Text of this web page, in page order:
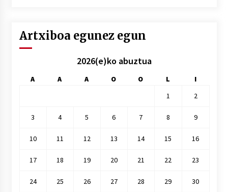
Artxiboa egunez egun
2026(e)ko abuztua
A A A O O L
I
1
2
3 4 5 6 7 8 9
10 11 12 13 14 15 16
17 18 19 20 21 22 23
24 25 26 27 28 29 30